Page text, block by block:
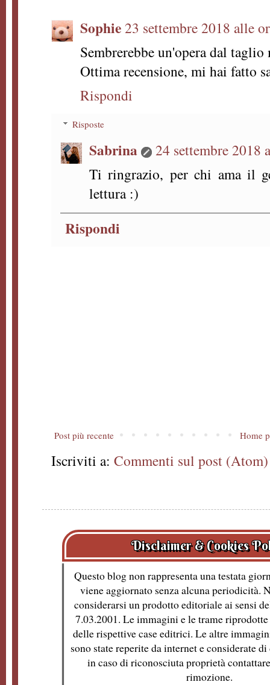
Sophie23 settembre 2018 alle
Sembrerebbe un'opera dal
Ottima recensione, mi hai fatto
Rispondi
Risposte
Sabrina
24 settembre 2018
Ti ringrazio, per chi ama il
lettura :)
Rispondi
Post più recente Home
Iscriviti a: Commenti sul post (Atom)
Disclaimer & Cookies
Questo blog non rappresenta una testata
viene aggiornato senza alcuna periodicità.
considerarsi un prodotto editoriale ai sensi
7.03.2001. Le immagini e le trame
delle rispettive case editrici. Le altre
sono state reperite da internet e considerate
in caso di riconosciuta proprietà
rimozione.